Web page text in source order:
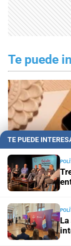
Te puede
Mirá gratis la
agosto
TE PUEDE